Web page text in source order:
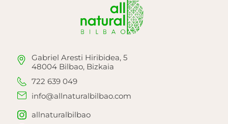
Gabriel Aresti Hiribidea, 5
48004 Bilbao, Bizkaia
722 639 049
info@allnaturalbilbao.com
allnaturalbilbao